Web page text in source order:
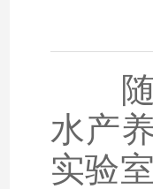
随
水产
实验